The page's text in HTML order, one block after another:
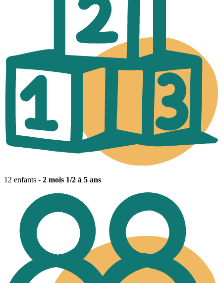
12 enfants - 2 mois 1/2 à 5 ans